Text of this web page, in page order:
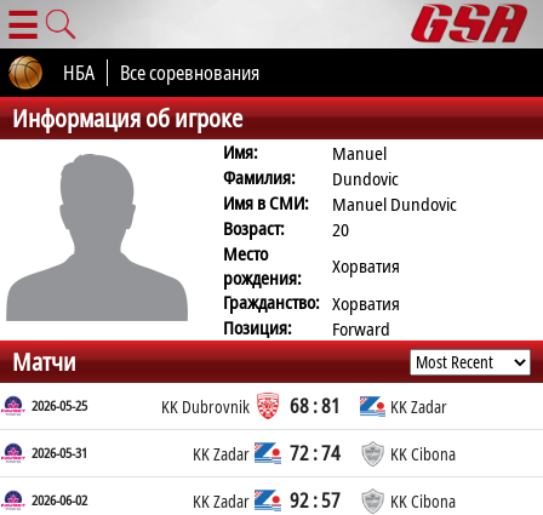
☰
НБА Все соревнования
Информация об игроке
Имя:
Manuel
Фамилия:
Dundovic
Имя в СМИ:
Manuel Dundovic
Возраст:
20
Место
рождения:
Хорватия
Гражданство: Хорватия
Позиция:
Forward
Матчи
2026-05-25 KK Dubrovnik 68 : 81 KK Zadar
2026-05-31 KK Zadar 72 : 74 KK Cibona
2026-06-02 KK Zadar 92 : 57 KK Cibona